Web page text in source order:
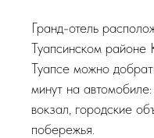
Гранд-отель
Туапсинском районе
Туапсе можно
минут на
вокзал, городские
побережья.